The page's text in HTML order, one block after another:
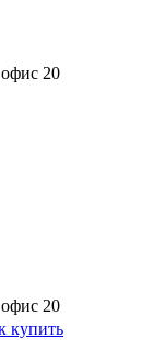
20
20
купить